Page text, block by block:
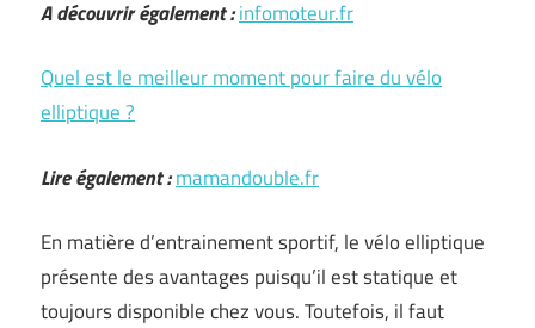
A découvrir également :infomoteur.fr
Quel est le meilleur moment pour faire du vélo
elliptique ?
Lire également :mamandouble.fr
En matière d’entrainement sportif, le vélo elliptique
présente des avantages puisqu’il est statique et
toujours disponible chez vous. Toutefois, il faut